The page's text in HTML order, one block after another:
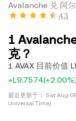
Avalanche 兑 阿
4.3
1
克？
1 AVAX 目前价值
+L9.7574
最近更新于：
Sat Aug
Universal Time)